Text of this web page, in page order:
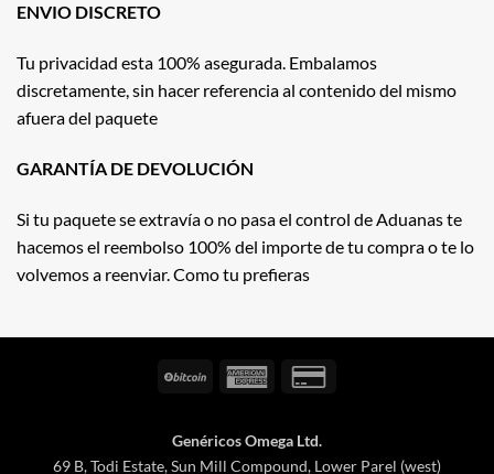
ENVIO DISCRETO
Tu privacidad esta 100% asegurada. Embalamos
discretamente, sin hacer referencia al contenido del mismo
afuera del paquete
GARANTÍA DE DEVOLUCIÓN
Si tu paquete se extravía o no pasa el control de Aduanas te
hacemos el reembolso 100% del importe de tu compra o te lo
volvemos a reenviar. Como tu prefieras
BitCoin
American
Genéricos Omega Ltd.
69 B, Todi Estate, Sun Mill Compound, Lower Parel (west)